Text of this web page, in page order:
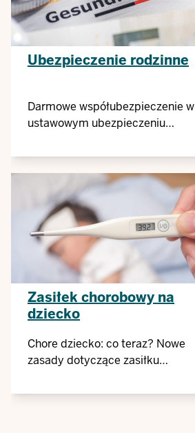
Ubezpieczenie rodzinne
Darmowe współubezpieczenie w
ustawowym ubezpieczeniu
Zasiłek chorobowy na
dziecko
Chore dziecko: co teraz? Nowe
zasady dotyczące zasiłku
od 2024 r.